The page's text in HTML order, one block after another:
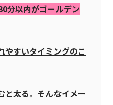
分以内がゴールデン
すいタイミングのこ
と太る。そんなイメー